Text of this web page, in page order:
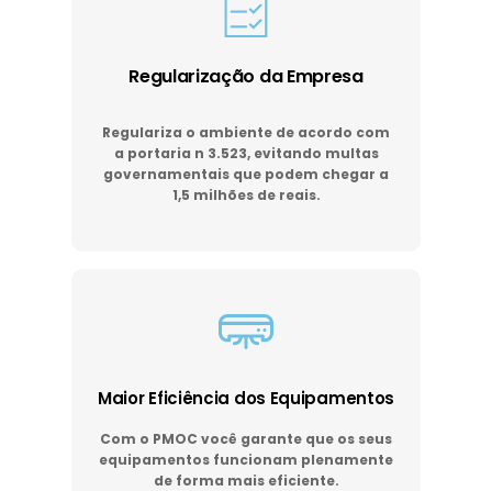
Regularização da Empresa
Regulariza o ambiente de acordo com
a portaria n 3.523, evitando multas
governamentais que podem chegar a
1,5 milhões de reais.
Maior Eficiência dos Equipamentos
Com o PMOC você garante que os seus
equipamentos funcionam plenamente
de forma mais eficiente.